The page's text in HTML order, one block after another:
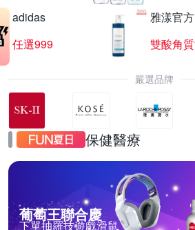
adidas
任選999
雅漾官方
嚴選品牌
保健醫療
葡萄王聯合慶
下單抽羅技遊戲滑鼠